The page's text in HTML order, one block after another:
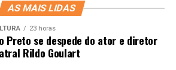
AS MAIS LIDAS
23 horas
Preto se despede do ator e diretor
Rildo Goulart